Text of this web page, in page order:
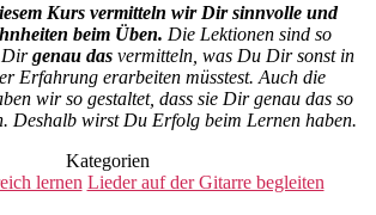
Kurs vermitteln wir Dir sinnvolle und
beim Üben. Die Lektionen sind so
Dirgenau das vermitteln, was Du Dir sonst in
Erfahrung erarbeiten müsstest. Auch die
wir so gestaltet, dass sie Dir genau das so
Deshalb wirst Du Erfolg beim Lernen haben.
Kategorien
lernen Lieder auf der Gitarre begleiten